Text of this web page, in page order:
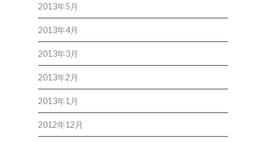
2013年5月
2013年4月
2013年3月
2013年2月
2013年1月
2012年12月